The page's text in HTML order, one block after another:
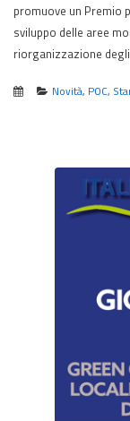
promuove un Premio
sviluppo delle aree
riorganizzazione
Novità, POC,